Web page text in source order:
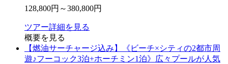
128,800円～380,800円
ツアー詳細を見る
概要を見る
【燃油サーチャージ込み】《ビーチ×シティの2都市周
遊♪フーコック3泊+ホーチミン1泊》広々プールが人気